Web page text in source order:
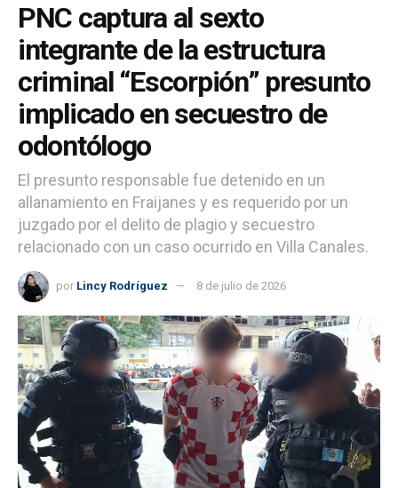
PNC captura al sexto
integrante de la estructura
criminal “Escorpión” presunto
implicado en secuestro de
odontólogo
El presunto responsable fue detenido en un
allanamiento en Fraijanes y es requerido por un
juzgado por el delito de plagio y secuestro
relacionado con un caso ocurrido en Villa Canales.
por Lincy Rodríguez 8 de julio de 2026